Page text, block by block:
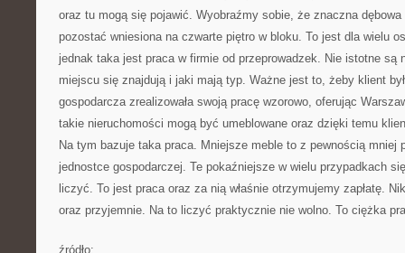
oraz tu mogą się pojawić. Wyobraźmy sobie, że znaczna
pozostać wniesiona na czwarte piętro w bloku. To jest dla wielu
jednak taka jest praca w firmie od przeprowadzek. Nie istotne są
miejscu się znajdują i jaki mają typ. Ważne jest to, żeby klient
gospodarcza zrealizowała swoją pracę wzorowo, oferując
takie nieruchomości mogą być umeblowane oraz dzięki temu
Na tym bazuje taka praca. Mniejsze meble to z pewnością mniej
jednostce gospodarczej. Te pokaźniejsze w wielu przypadkach
liczyć. To jest praca oraz za nią właśnie otrzymujemy zapłatę.
oraz przyjemnie. Na to liczyć praktycznie nie wolno. To ciężka
źródło: